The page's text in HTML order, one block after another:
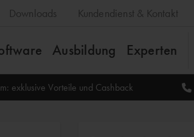
Downloads Kundendienst & Kontakt
Ausbildung Experten
exklusive Vorteile und Cashback